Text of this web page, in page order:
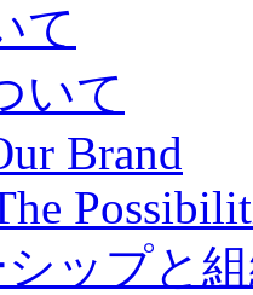
て
いて
Brand
シップと